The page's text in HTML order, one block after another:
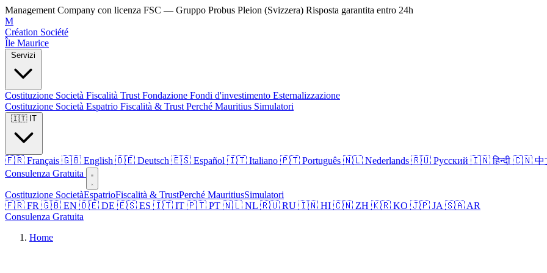
Management Company con licenza FSC — Gruppo Probus Pleion (Svizzera) Risposta garantita entro 24h
M
Création Société
Île Maurice
Costituzione Società Fiscalità Trust Fondazione Fondi d'investimento Esternalizzazione
Costituzione Società Espatrio Fiscalità & Trust Perché Mauritius Simulatori
🇫🇷 Français 🇬🇧 English 🇩🇪 Deutsch 🇪🇸 Español 🇮🇹 Italiano 🇵🇹 Português 🇳🇱 Nederlands 🇷🇺 Русский 🇮🇳 हिन्दी 🇨🇳 中
Consulenza Gratuita
Costituzione SocietàEspatrioFiscalità & TrustPerché MauritiusSimulatori
🇫🇷 FR 🇬🇧 EN 🇩🇪 DE 🇪🇸 ES 🇮🇹 IT 🇵🇹 PT 🇳🇱 NL 🇷🇺 RU 🇮🇳 HI 🇨🇳 ZH 🇰🇷 KO 🇯🇵 JA 🇸🇦 AR
Consulenza Gratuita
Home